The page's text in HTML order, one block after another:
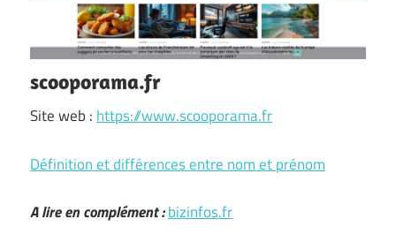
scooporama.fr
Site web : https://www.scooporama.fr
Définition et différences entre nom et prénom
A lire en complément :bizinfos.fr